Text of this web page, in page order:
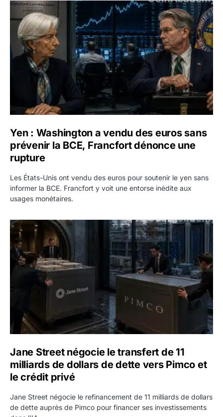
Yen : Washington a vendu des euros sans prévenir la
Yen : Washington a vendu des euros sans
prévenir la BCE, Francfort dénonce une
rupture
Les États-Unis ont vendu des euros pour soutenir le yen sans
informer la BCE. Francfort y voit une entorse inédite aux
usages monétaires.
Jane Street négocie le transfert de 11 milliards de
Jane Street négocie le transfert de 11
milliards de dollars de dette vers Pimco et
le crédit privé
Jane Street négocie le refinancement de 11 milliards de dollars
de dette auprès de Pimco pour financer ses investissements